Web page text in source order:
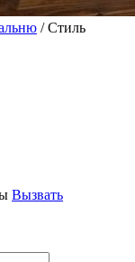
/ Стиль
Вызвать